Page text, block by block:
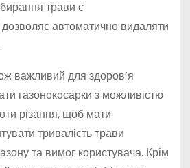
трави є
автоматично видаляти
важливий для здоров’я
газонокосарки з можливістю
різання, щоб мати
тривалість трави
та вимог користувача. Крім